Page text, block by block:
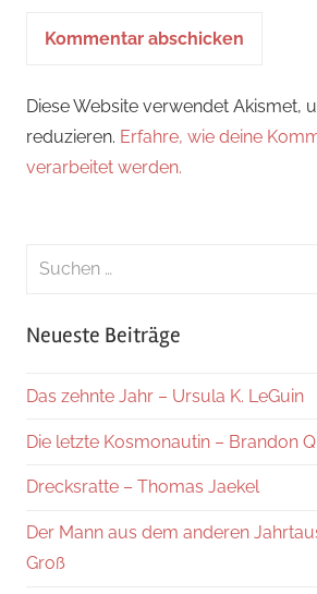
Diese Website verwendet Akismet,
reduzieren. Erfahre, wie deine
verarbeitet werden.
Suchen
Neueste Beiträge
Das zehnte Jahr – Ursula K. LeGuin
Die letzte Kosmonautin – Brandon
Drecksratte – Thomas Jaekel
Der Mann aus dem anderen
Groß